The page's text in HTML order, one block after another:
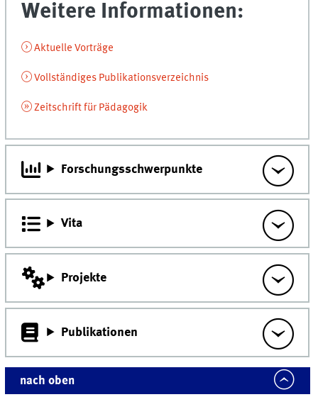
Weitere Informationen:
Aktuelle Vorträge
Vollständiges Publikationsverzeichnis
Zeitschrift für Pädagogik
Forschungsschwerpunkte
Vita
Projekte
Publikationen
nach oben